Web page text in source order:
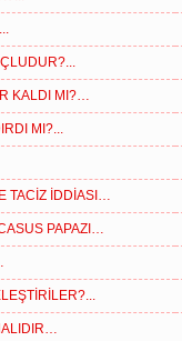
KALDI MI?…
MI?...
TACİZ İDDİASI…
PAPAZI…